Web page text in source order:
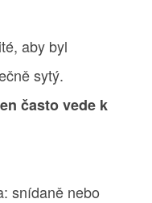
aby byl
sytý.
často vede k
snídaně nebo